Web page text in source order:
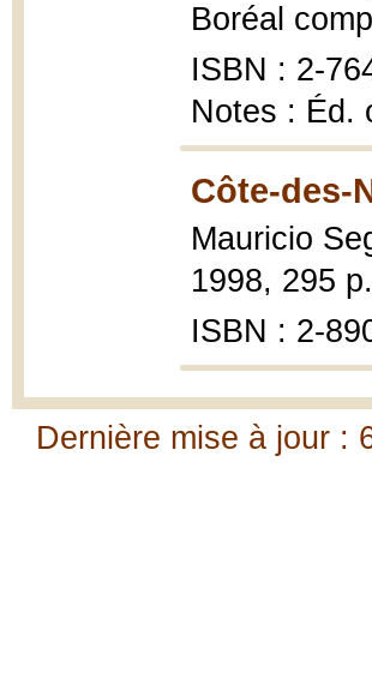
Boréal
ISBN : 2-
Notes : Éd.
Côte-des-
Mauricio
1998, 295
ISBN : 2-
Dernière mise à jour :